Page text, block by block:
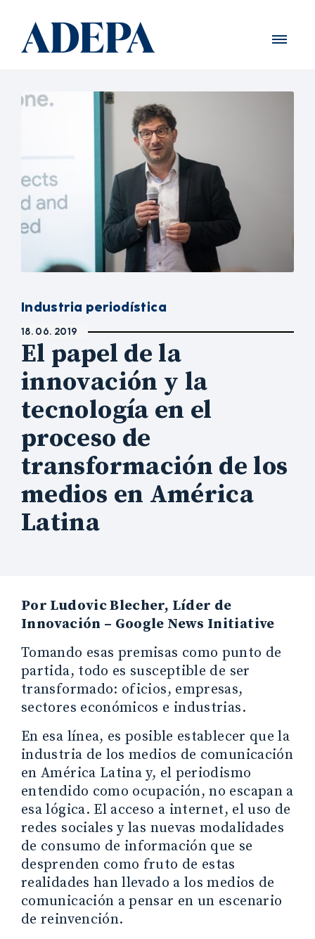
Industria periodística
18. 06. 2019
El papel de la
innovación y la
tecnología en el
proceso de
transformación de los
medios en América
Latina
Por Ludovic Blecher, Líder de
Innovación – Google News Initiative
Tomando esas premisas como punto de
partida, todo es susceptible de ser
transformado: oficios, empresas,
sectores económicos e industrias.
En esa línea, es posible establecer que la
industria de los medios de comunicación
en América Latina y, el periodismo
entendido como ocupación, no escapan a
esa lógica. El acceso a internet, el uso de
redes sociales y las nuevas modalidades
de consumo de información que se
desprenden como fruto de estas
realidades han llevado a los medios de
comunicación a pensar en un escenario
de reinvención.